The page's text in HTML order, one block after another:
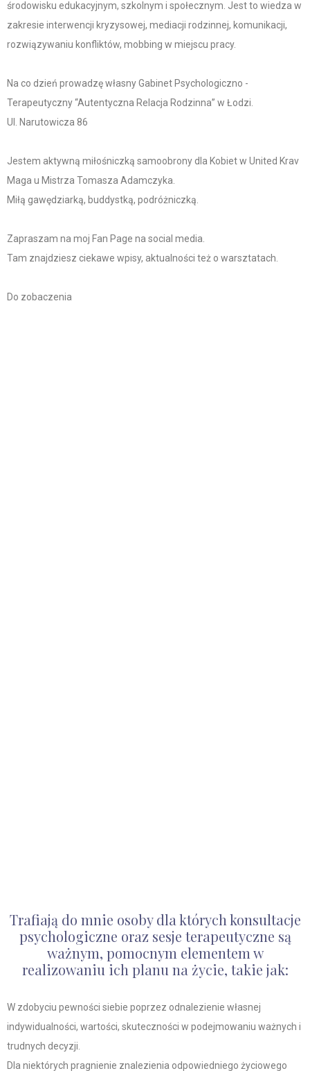
środowisku edukacyjnym, szkolnym i społecznym. Jest to wiedza w
zakresie interwencji kryzysowej, mediacji rodzinnej, komunikacji,
rozwiązywaniu konfliktów, mobbing w miejscu pracy.
Na co dzień prowadzę własny Gabinet Psychologiczno -
Terapeutyczny “Autentyczna Relacja Rodzinna” w Łodzi.
Ul. Narutowicza 86
Jestem aktywną miłośniczką samoobrony dla Kobiet w United Krav
Maga u Mistrza Tomasza Adamczyka.
Miłą gawędziarką, buddystką, podróżniczką.
Zapraszam na moj Fan Page na social media.
Tam znajdziesz ciekawe wpisy, aktualności też o warsztatach.
Do zobaczenia
Trafiają do mnie osoby dla których konsultacje
psychologiczne oraz sesje terapeutyczne są
ważnym, pomocnym elementem w
realizowaniu ich planu na życie, takie jak:
W zdobyciu pewności siebie poprzez odnalezienie własnej
indywidualności, wartości, skuteczności w podejmowaniu ważnych i
trudnych decyzji.
Dla niektórych pragnienie znalezienia odpowiedniego życiowego